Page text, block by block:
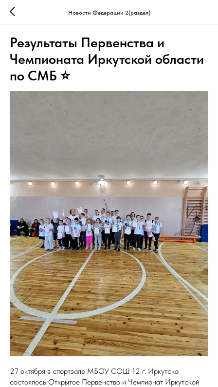
Новости Федерации 2(раздел)
Результаты Первенства и
Чемпионата Иркутской области
по СМБ ⭐
27 октября в спортзале МБОУ СОШ 12 г. Иркутска
состоялось Открытое Первенство и Чемпионат Иркутской